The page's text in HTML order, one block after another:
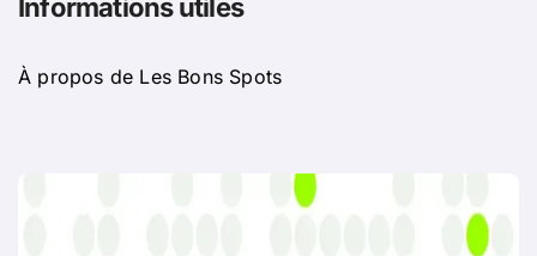
Informations utiles
À propos de Les Bons Spots